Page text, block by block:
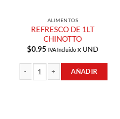
ALIMENTOS
REFRESCO DE 1LT
CHINOTTO
$0.95 IVA Incluido x UND
AÑADIR